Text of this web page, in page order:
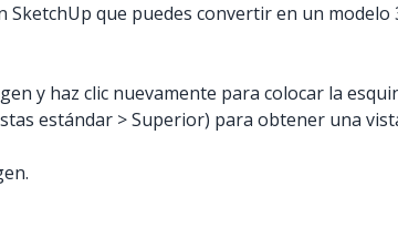
que puedes convertir en un
y haz clic nuevamente para colocar la
estándar > Superior) para obtener una